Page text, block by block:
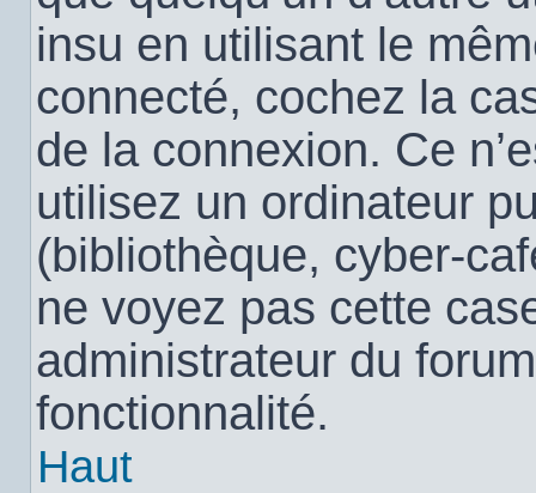
insu en utilisant le
connecté, cochez la
de la connexion. Ce
utilisez un ordinateur
(bibliothèque, cyber-
ne voyez pas cette
administrateur du
fonctionnalité.
Haut